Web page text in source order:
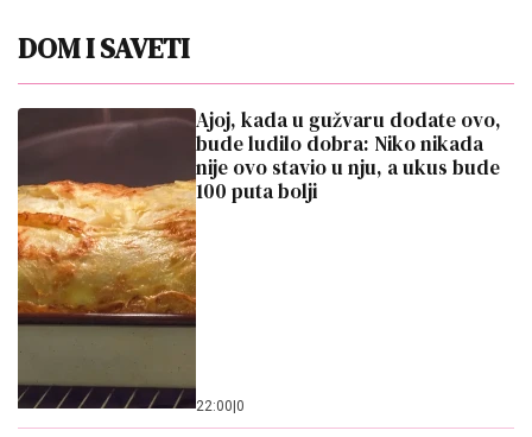
DOM I SAVETI
Ajoj, kada u gužvaru dodate ovo,
bude ludilo dobra: Niko nikada
nije ovo stavio u nju, a ukus bude
100 puta bolji
22:00 0